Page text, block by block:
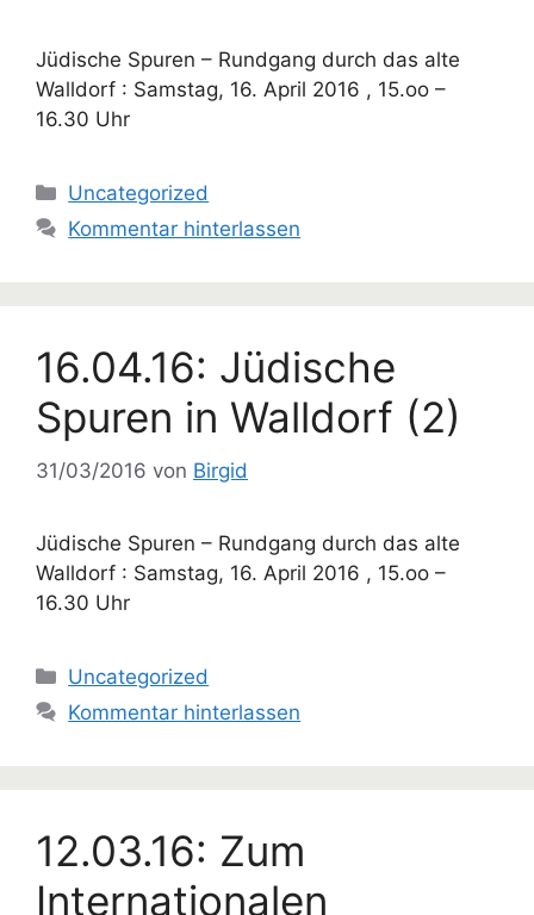
Jüdische Spuren – Rundgang durch das alte
Walldorf : Samstag, 16. April 2016 , 15.oo –
16.30 Uhr
Kategorien
Uncategorized
Kommentar hinterlassen
16.04.16: Jüdische
Spuren in Walldorf (2)
31/03/2016 von Birgid
Jüdische Spuren – Rundgang durch das alte
Walldorf : Samstag, 16. April 2016 , 15.oo –
16.30 Uhr
Kategorien
Uncategorized
Kommentar hinterlassen
12.03.16: Zum
Internationalen